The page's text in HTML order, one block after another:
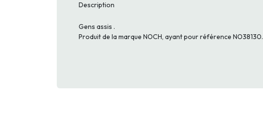
Description
Gens assis .
Produit de la marque NOCH, ayant pour référence NO38130.